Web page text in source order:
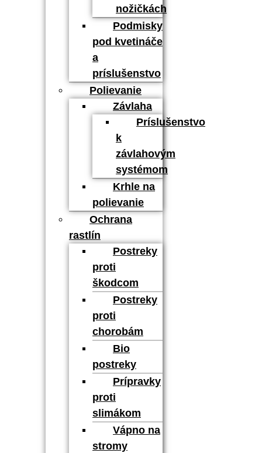
nožičkách
Podmisky
pod kvetináče
a
príslušenstvo
Polievanie
Závlaha
Príslušenstvo
k
závlahovým
systémom
Krhle na
polievanie
Ochrana
rastlín
Postreky
proti
škodcom
Postreky
proti
chorobám
Bio
postreky
Prípravky
proti
slimákom
Vápno na
stromy